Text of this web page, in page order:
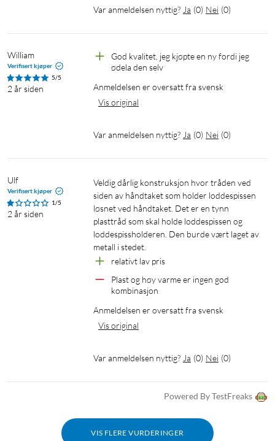
Var anmeldelsen nyttig? Ja (0) Nei (0)
William
Verifisert kjøper
5/5
2 år siden
God kvalitet, jeg kjøpte en ny fordi jeg
ødela den selv
Anmeldelsen er oversatt fra svensk
Vis original
Var anmeldelsen nyttig? Ja (0) Nei (0)
Ulf
Verifisert kjøper
1/5
2 år siden
Veldig dårlig konstruksjon hvor tråden ved
siden av håndtaket som holder loddespissen
løsnet ved håndtaket. Det er en tynn
plasttråd som skal holde loddespissen og
loddespissholderen. Den burde vært laget av
metall i stedet.
relativt lav pris
Plast og høy varme er ingen god
kombinasjon
Anmeldelsen er oversatt fra svensk
Vis original
Var anmeldelsen nyttig? Ja (0) Nei (0)
Powered By TestFreaks
VIS FLERE VURDERINGER